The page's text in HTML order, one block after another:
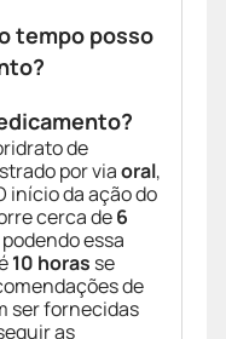
tempo posso
de
por viaoral,
início da ação do
cerca de6
essa
10 horas se
de
ser fornecidas
as